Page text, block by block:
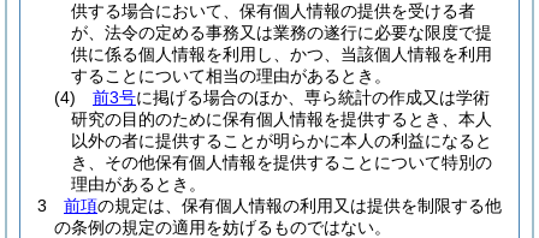
供する場合において、保有個人情報の提供を受ける者
が、法令の定める事務又は業務の遂行に必要な限度で提
供に係る個人情報を利用し、かつ、当該個人情報を利用
することについて相当の理由があるとき。
(4)
前3号に掲げる場合のほか、専ら統計の作成又は学術
研究の目的のために保有個人情報を提供するとき、本人
以外の者に提供することが明らかに本人の利益になると
き、その他保有個人情報を提供することについて特別の
理由があるとき。
3
前項の規定は、保有個人情報の利用又は提供を制限する他
の条例の規定の適用を妨げるものではない。